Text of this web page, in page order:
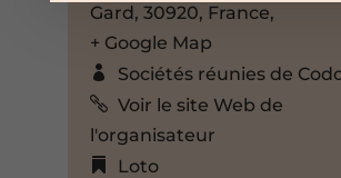
Gard, 30920, France,
+ Google Map
Sociétés réunies de
Voir le site Web de
l'organisateur
Loto